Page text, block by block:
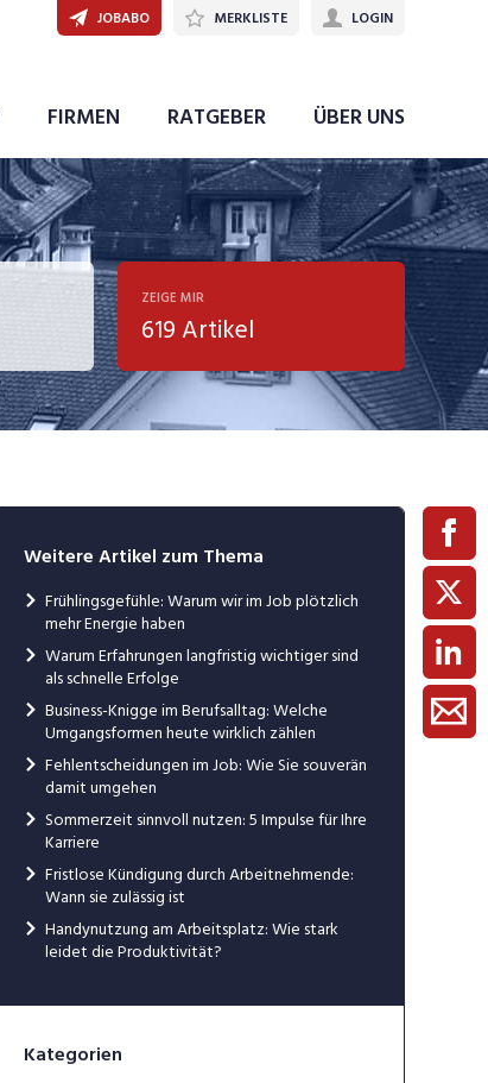
FIRMEN RATGEBER ÜBER UNS
JOBABO MERKLISTE LOGIN
ZEIGE MIR
619 Artikel
Weitere Artikel zum Thema
Frühlingsgefühle: Warum wir im Job plötzlich
mehr Energie haben
Warum Erfahrungen langfristig wichtiger sind
als schnelle Erfolge
Business-Knigge im Berufsalltag: Welche
Umgangsformen heute wirklich zählen
Fehlentscheidungen im Job: Wie Sie souverän
damit umgehen
Sommerzeit sinnvoll nutzen: 5 Impulse für Ihre
Karriere
Fristlose Kündigung durch Arbeitnehmende:
Wann sie zulässig ist
Handynutzung am Arbeitsplatz: Wie stark
leidet die Produktivität?
Kategorien